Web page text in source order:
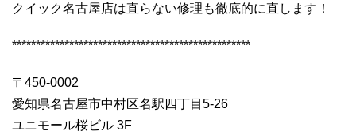
クイック名古屋店は直らない修理も徹底的に直します！
**************************************************
〒450-0002
愛知県名古屋市中村区名駅四丁目5-26
ユニモール桜ビル 3F